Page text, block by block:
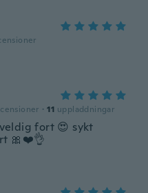
· 11 uppladdningar
fort 😍 sykt
🎀❤️👌